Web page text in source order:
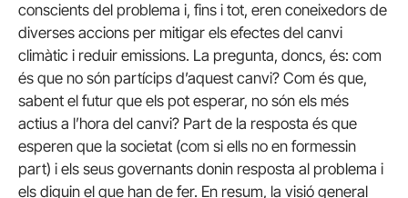
conscients del problema i, fins i tot, eren coneixedors de
diverses accions per mitigar els efectes del canvi
climàtic i reduir emissions. La pregunta, doncs, és: com
és que no són partícips d’aquest canvi? Com és que,
sabent el futur que els pot esperar, no són els més
actius a l’hora del canvi? Part de la resposta és que
esperen que la societat (com si ells no en formessin
part) i els seus governants donin resposta al problema i
els diguin el que han de fer. En resum, la visió general